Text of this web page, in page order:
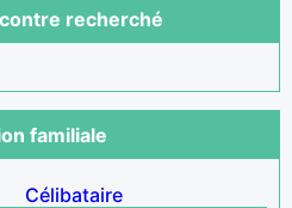
recherché
familiale
Célibataire